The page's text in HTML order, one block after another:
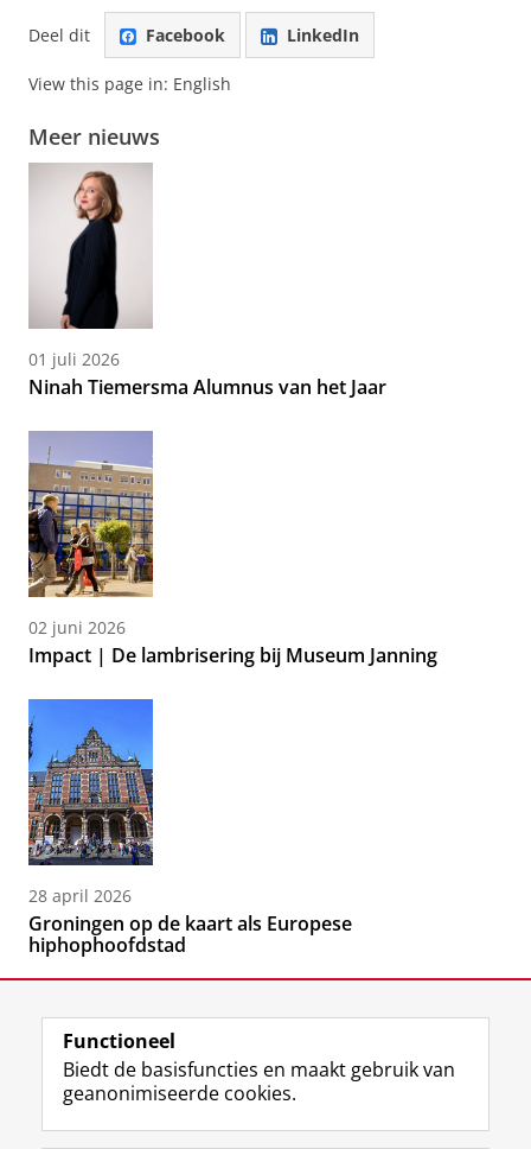
Deel dit Facebook LinkedIn
View this page in: English
Meer nieuws
01 juli 2026
Ninah Tiemersma Alumnus van het Jaar
02 juni 2026
Impact | De lambrisering bij Museum Janning
28 april 2026
Groningen op de kaart als Europese
hiphophoofdstad
Volg de RUG
F
L
R I
Y
Functioneel
Biedt de basisfuncties en maakt gebruik van
geanonimiseerde cookies.